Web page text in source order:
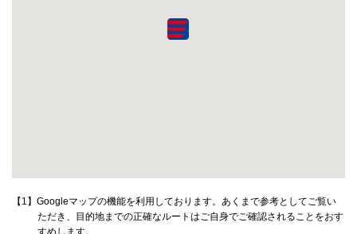
【1】Googleマップの機能を利用しております。あくまで参考としてご覧い
ただき、目的地までの正確なルートはご自身でご確認されることをおす
すめします。